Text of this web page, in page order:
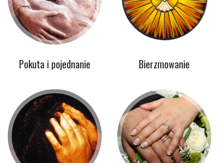
Pokuta i pojednanie Bierzmowanie